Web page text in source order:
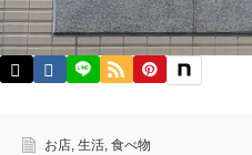
お店, 生活, 食べ物